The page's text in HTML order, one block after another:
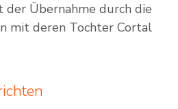
Übernahme durch die
mit deren Tochter Cortal